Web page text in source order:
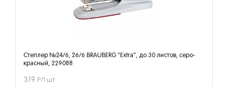
Степлер №24/6, 26/6 BRAUBERG "Extra", до 30 листов, серо-
красный, 229088
319 Р/1 шт